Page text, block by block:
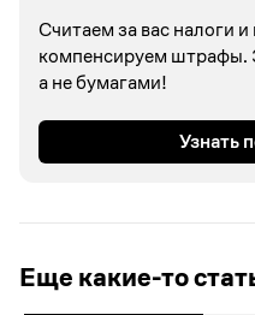
Считаем за вас налоги
компенсируем штрафы.
а не бумагами!
Узнать
Еще какие-то